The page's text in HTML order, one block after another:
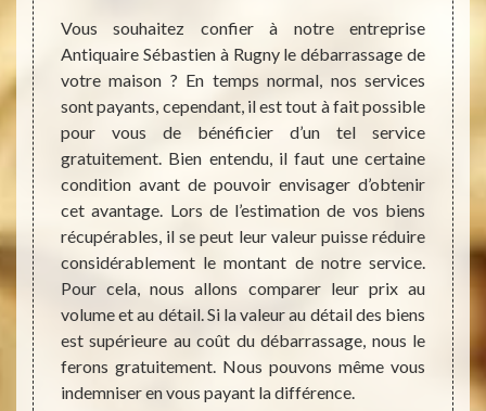
peut
et
à
Dans
de
plus
de
la
que
Vous souhaitez confier à notre entreprise
Antiquaire Sébastien à Rugny le débarrassage de
votre maison ? En temps normal, nos services
sont payants, cependant, il est tout à fait possible
pour vous de bénéficier d’un tel service
gratuitement. Bien entendu, il faut une certaine
condition avant de pouvoir envisager d’obtenir
cet avantage. Lors de l’estimation de vos biens
récupérables, il se peut leur valeur puisse réduire
considérablement le montant de notre service.
Pour cela, nous allons comparer leur prix au
volume et au détail. Si la valeur au détail des biens
est supérieure au coût du débarrassage, nous le
ferons gratuitement. Nous pouvons même vous
indemniser en vous payant la différence.
un
nous
de
faire.
de
cas